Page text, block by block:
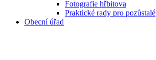
Fotografie hřbitova
Praktické rady pro pozůstalé
Obecní úřad